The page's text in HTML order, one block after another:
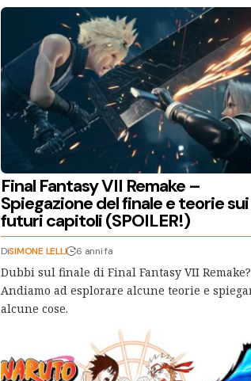
Final Fantasy VII Remake –
Spiegazione del finale e teorie sui
futuri capitoli (SPOILER!)
DiSIMONE LELLI 6 anni fa
Dubbi sul finale di Final Fantasy VII Remake?
Andiamo ad esplorare alcune teorie e
alcune cose.